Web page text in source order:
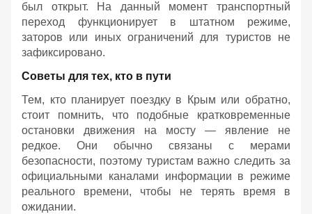
был открыт. На данный момент транспортный
переход функционирует в штатном режиме,
заторов или иных ограничений для туристов не
зафиксировано.
Советы для тех, кто в пути
Тем, кто планирует поездку в Крым или обратно,
стоит помнить, что подобные кратковременные
остановки движения на мосту — явление не
редкое. Они обычно связаны с мерами
безопасности, поэтому туристам важно следить за
официальными каналами информации в режиме
реального времени, чтобы не терять время в
ожидании.